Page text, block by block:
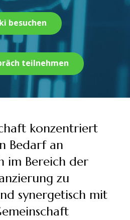
besuchen
teilnehmen
konzentriert
Bedarf an
im Bereich der
zu
synergetisch mit